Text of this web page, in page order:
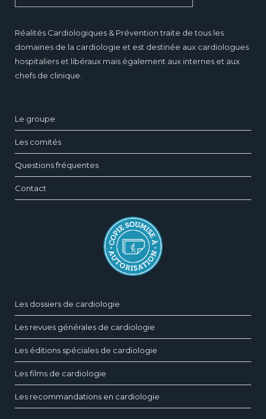
Réalités Cardiologiques & Prévention traite de tous les
domaines de la cardiologie et est destinée aux cardiologues
hospitaliers et libéraux mais également aux internes et aux
chefs de clinique.
Le groupe
Les comités
Questions fréquentes
Contact
Les dossiers de cardiologie
Les revues générales de cardiologie
Les éditions spéciales de cardiologie
Les films de cardiologie
Les recommandations en cardiologie